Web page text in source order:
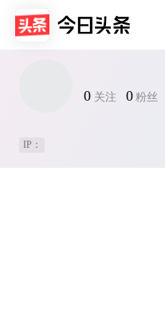
0 关注 0 粉丝
IP：